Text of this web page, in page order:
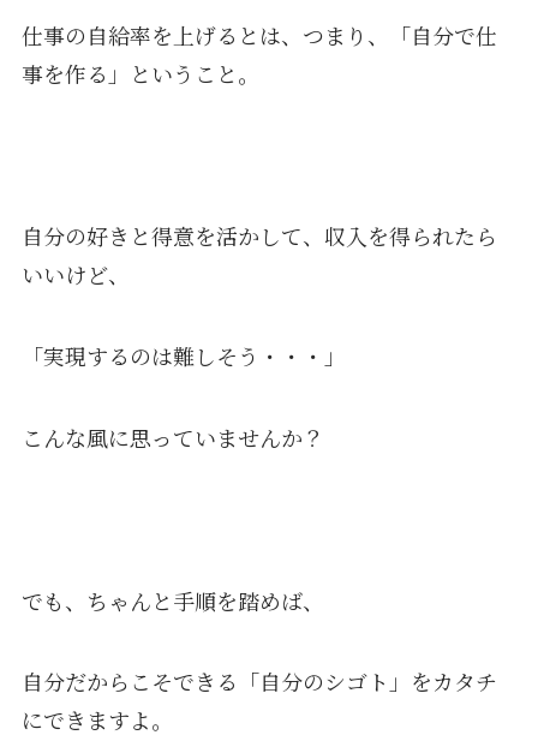
仕事の自給率を上げるとは、つまり、「自分で仕
事を作る」ということ。
自分の好きと得意を活かして、収入を得られたら
いいけど、
「実現するのは難しそう・・・」
こんな風に思っていませんか？
でも、ちゃんと手順を踏めば、
自分だからこそできる「自分のシゴト」をカタチ
にできますよ。